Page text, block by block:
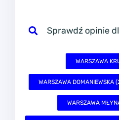
Sprawdź opinie
WARSZAWA
WARSZAWA DOMANIEWSKA
WARSZAWA